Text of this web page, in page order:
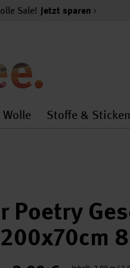
Sale! Jetzt sparen
Künstlerbedarf
Wolle
Wolle
Stoffe & Sticken
Poetry